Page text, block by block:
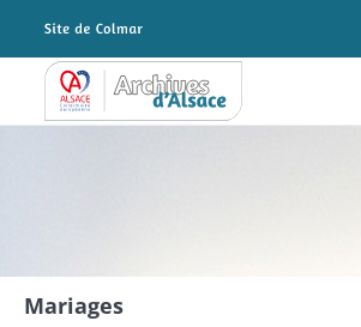
Archives Alsace - Colmar
Mariages